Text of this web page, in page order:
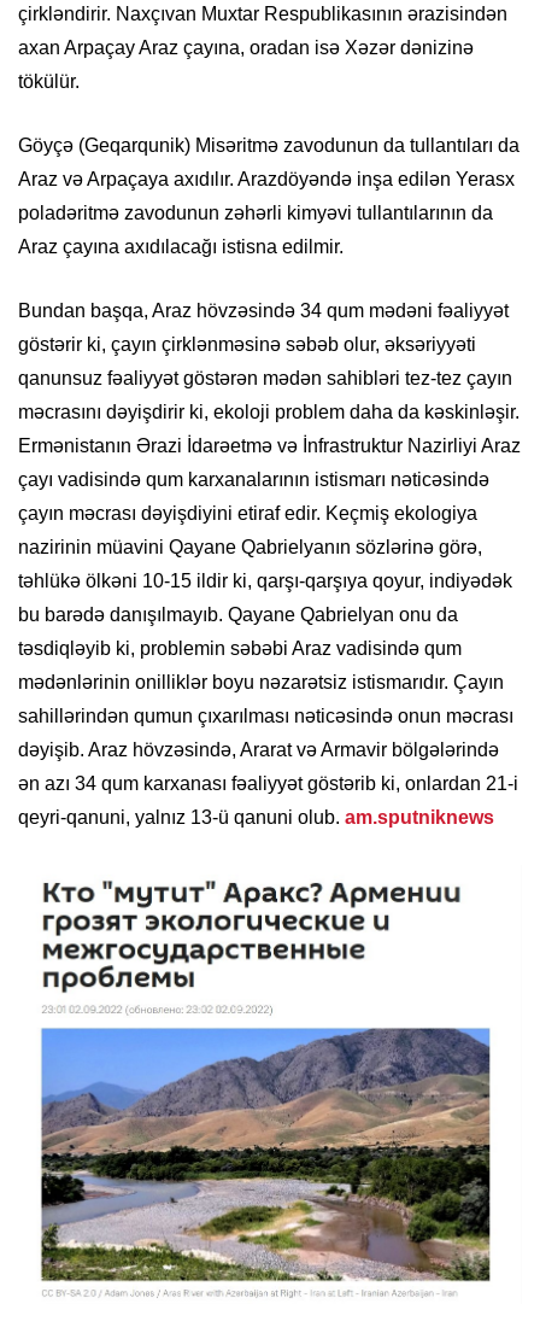
çirkləndirir. Naxçıvan Muxtar Respublikasının ərazisindən
axan Arpaçay Araz çayına, oradan isə Xəzər dənizinə
tökülür.
Göyçə (Geqarqunik) Misəritmə zavodunun da tullantıları da
Araz və Arpaçaya axıdılır. Arazdöyəndə inşa edilən Yerasx
poladəritmə zavodunun zəhərli kimyəvi tullantılarının da
Araz çayına axıdılacağı istisna edilmir.
Bundan başqa, Araz hövzəsində 34 qum mədəni fəaliyyət
göstərir ki, çayın çirklənməsinə səbəb olur, əksəriyyəti
qanunsuz fəaliyyət göstərən mədən sahibləri tez-tez çayın
məcrasını dəyişdirir ki, ekoloji problem daha da kəskinləşir.
Ermənistanın Ərazi İdarəetmə və İnfrastruktur Nazirliyi Araz
çayı vadisində qum karxanalarının istismarı nəticəsində
çayın məcrası dəyişdiyini etiraf edir. Keçmiş ekologiya
nazirinin müavini Qayane Qabrielyanın sözlərinə görə,
təhlükə ölkəni 10-15 ildir ki, qarşı-qarşıya qoyur, indiyədək
bu barədə danışılmayıb. Qayane Qabrielyan onu da
təsdiqləyib ki, problemin səbəbi Araz vadisində qum
mədənlərinin onilliklər boyu nəzarətsiz istismarıdır. Çayın
sahillərindən qumun çıxarılması nəticəsində onun məcrası
dəyişib. Araz hövzəsində, Ararat və Armavir bölgələrində
ən azı 34 qum karxanası fəaliyyət göstərib ki, onlardan 21-i
qeyri-qanuni, yalnız 13-ü qanuni olub. am.sputniknews